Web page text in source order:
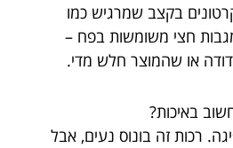
בקצב שמרגיש כמו
חצי משומשות בפח –
או שהמוצר חלש מדי.
באיכות?
רכות זה בונוס נעים, אבל